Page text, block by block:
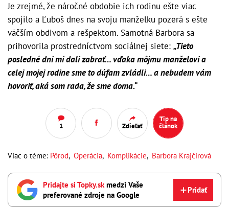
Je zrejmé, že náročné obdobie ich rodinu ešte viac
spojilo a Ľuboš dnes na svoju manželku pozerá s ešte
väčším obdivom a rešpektom. Samotná Barbora sa
prihovorila prostredníctvom sociálnej siete: „Tieto
posledné dni mi dali zabrať… vďaka môjmu manželovi a
celej mojej rodine sme to dúfam zvládli… a nebudem vám
hovoriť, aká som rada, že sme doma.“
1 Zdieľať
Tip na
článok
Viac o téme: Pôrod, Operácia, Komplikácie, Barbora Krajčirová
Pridajte si Topky.sk medzi Vaše
preferované zdroje na Google
Pridať